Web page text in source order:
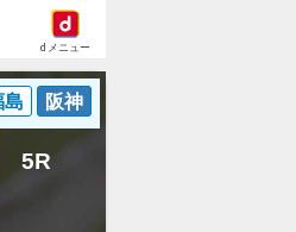
dメニュー
島 阪神
5R